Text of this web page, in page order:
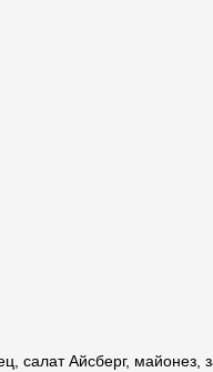
салат Айсберг, майонез,